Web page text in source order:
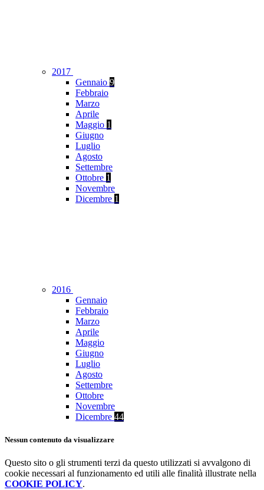
2017
Gennaio 9
Febbraio
Marzo
Aprile
Maggio 1
Giugno
Luglio
Agosto
Settembre
Ottobre 1
Novembre
Dicembre 1
2016
Gennaio
Febbraio
Marzo
Aprile
Maggio
Giugno
Luglio
Agosto
Settembre
Ottobre
Novembre
Dicembre 44
Nessun contenuto da visualizzare
Questo sito o gli strumenti terzi da questo utilizzati si avvalgono di
cookie necessari al funzionamento ed utili alle finalità illustrate nella
COOKIE POLICY.